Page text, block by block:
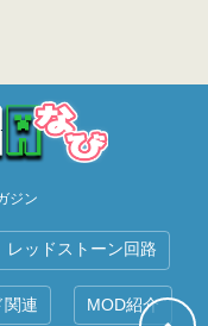
ジン
レッドストーン回路
関連 MOD紹介